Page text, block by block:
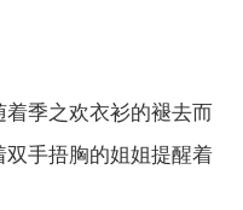
季之欢衣衫的褪去而
手捂胸的姐姐提醒着